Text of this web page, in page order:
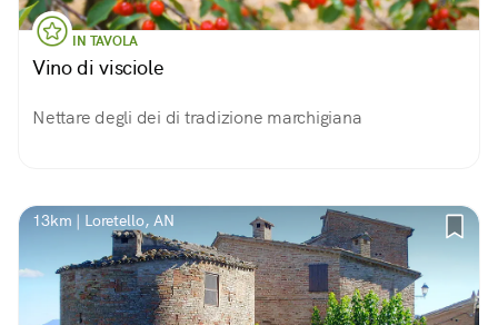
IN TAVOLA
Vino di visciole
Nettare degli dei di tradizione marchigiana
13km | Loretello, AN